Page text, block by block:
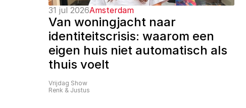
31 jul 2026Amsterdam
Van woningjacht naar
identiteitscrisis: waarom een
eigen huis niet automatisch als
thuis voelt
Vrijdag Show
Renk & Justus